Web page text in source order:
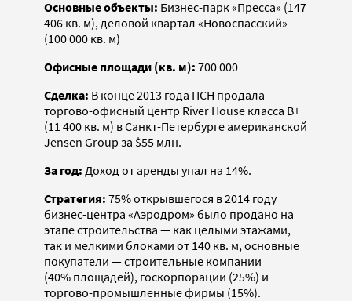
Основные объекты: Бизнес-парк «Пресса» (147
406 кв. м), деловой квартал «Новоспасский»
(100 000 кв. м)
Офисные площади (кв. м): 700 000
Сделка: В конце 2013 года ПСН продала
торгово-офисный центр River House класса В+
(11 400 кв. м) в Санкт-Петербурге американской
Jensen Group за $55 млн.
За год: Доход от аренды упал на 14%.
Стратегия: 75% открывшегося в 2014 году
бизнес-центра «Аэродром» было продано на
этапе строительства — как целыми этажами,
так и мелкими блоками от 140 кв. м, основные
покупатели — строительные компании
(40% площадей), госкорпорации (25%) и
торгово-промышленные фирмы (15%).